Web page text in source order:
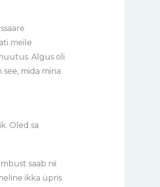
meile
Algus oli
see, mida mina
Oled sa
saab nii
ikka üpris